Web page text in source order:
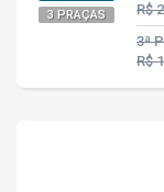
3 PRAÇAS
R$
3ª
R$